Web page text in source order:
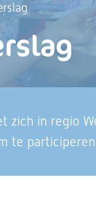
zich in regio
te